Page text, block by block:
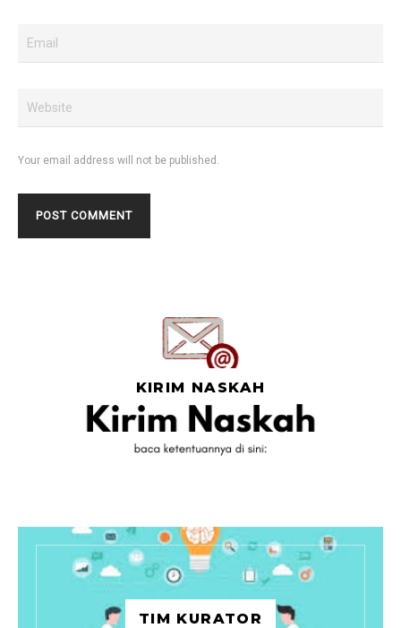
Your email address will not be published.
KIRIM NASKAH
TIM KURATOR